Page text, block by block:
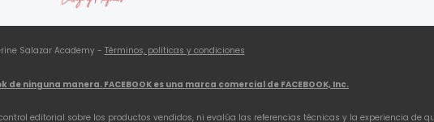
Salazar Academy - Términos, políticas y condiciones
de ninguna manera. FACEBOOK es una marca comercial de FACEBOOK, Inc.
editorial sobre los productos vendidos, ni evalúa las referencias técnicas y la experiencia de